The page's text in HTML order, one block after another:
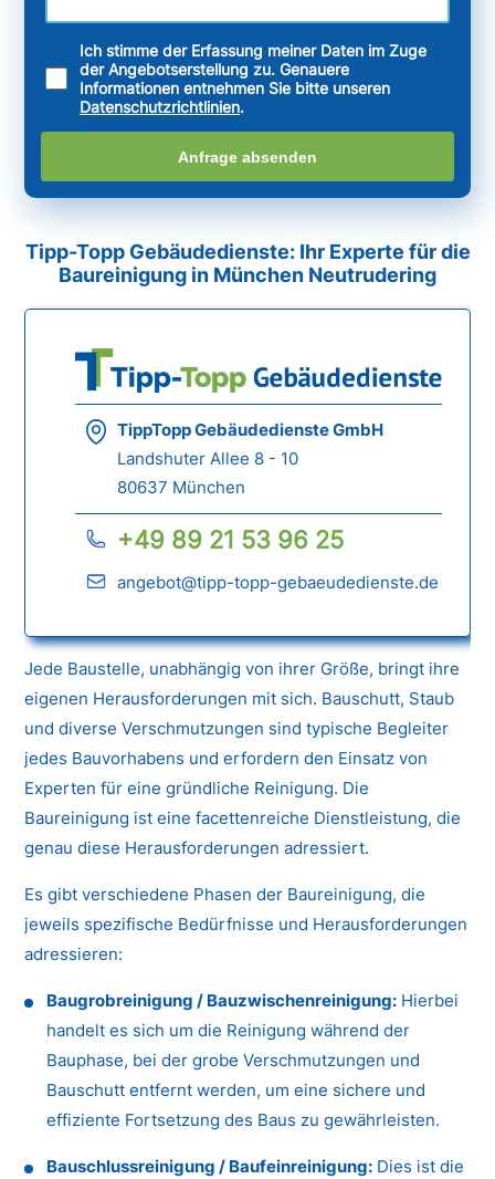
Ich stimme der Erfassung meiner Daten im Zuge
der Angebotserstellung zu. Genauere
Informationen entnehmen Sie bitte unseren
Datenschutzrichtlinien.
Anfrage absenden
Tipp-Topp Gebäudedienste: Ihr Experte für die
Baureinigung in München Neutrudering
TippTopp Gebäudedienste GmbH
Landshuter Allee 8 - 10
80637 München
+49 89 21 53 96 25
angebot@tipp-topp-gebaeudedienste.de
Jede Baustelle, unabhängig von ihrer Größe, bringt ihre
eigenen Herausforderungen mit sich. Bauschutt, Staub
und diverse Verschmutzungen sind typische Begleiter
jedes Bauvorhabens und erfordern den Einsatz von
Experten für eine gründliche Reinigung. Die
Baureinigung ist eine facettenreiche Dienstleistung, die
genau diese Herausforderungen adressiert.
Es gibt verschiedene Phasen der Baureinigung, die
jeweils spezifische Bedürfnisse und Herausforderungen
adressieren:
Baugrobreinigung / Bauzwischenreinigung: Hierbei
handelt es sich um die Reinigung während der
Bauphase, bei der grobe Verschmutzungen und
Bauschutt entfernt werden, um eine sichere und
effiziente Fortsetzung des Baus zu gewährleisten.
Bauschlussreinigung / Baufeinreinigung: Dies ist die